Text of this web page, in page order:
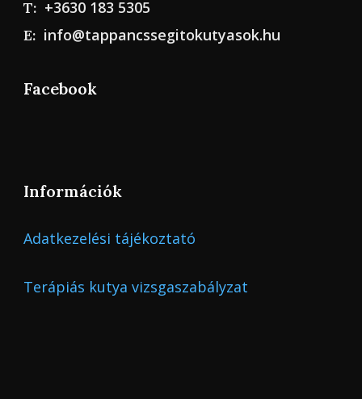
T: +3630 183 5305
E: info@tappancssegitokutyasok.hu
Facebook
Információk
Adatkezelési tájékoztató
Terápiás kutya vizsgaszabályzat